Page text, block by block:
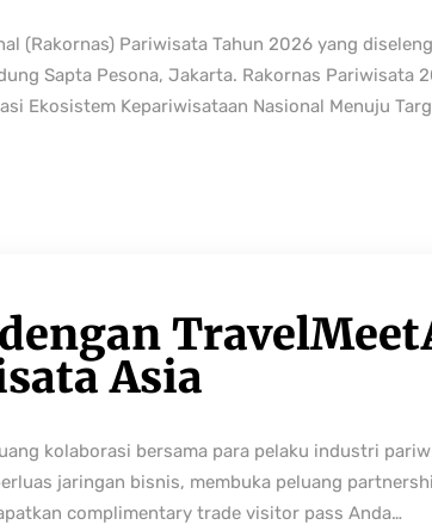
(Rakornas) Pariwisata Tahun 2026 yang
Sapta Pesona, Jakarta. Rakornas Pariwisata
Ekosistem Kepariwisataan Nasional Menuju
Asia
kolaborasi bersama para pelaku industri
jaringan bisnis, membuka peluang
complimentary trade visitor pass Anda…